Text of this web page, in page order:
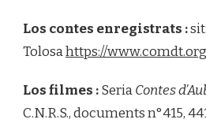
Los contes enregistrats :
Tolosahttps://www.comdt.org
Los filmes :SeriaContes
C.N.R.S., documents n°415,